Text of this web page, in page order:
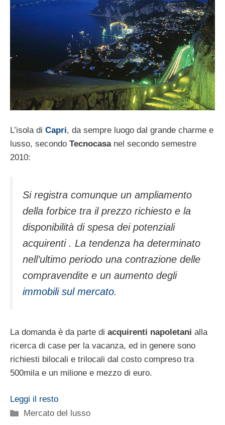
L’isola di Capri, da sempre luogo dal grande charme e
lusso, secondo Tecnocasanel secondo semestre
2010:
Si registra comunque un ampliamento
della forbice tra il prezzo richiesto e la
disponibilità di spesa dei potenziali
acquirenti . La tendenza ha determinato
nell’ultimo periodo una contrazione delle
compravendite e un aumento degli
immobili sul mercato.
La domanda è da parte di acquirenti napoletani alla
ricerca di case per la vacanza, ed in genere sono
richiesti bilocali e trilocali dal costo compreso tra
500mila e un milione e mezzo di euro.
Leggi il resto
Categorie
Mercato del lusso